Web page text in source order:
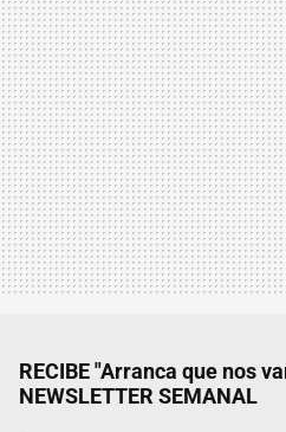
RECIBE "Arranca que nos
NEWSLETTER SEMANAL